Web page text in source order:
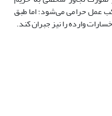
عمل حرامی می‌شود؛ اما طبق
وارده را نیز جبران کند.